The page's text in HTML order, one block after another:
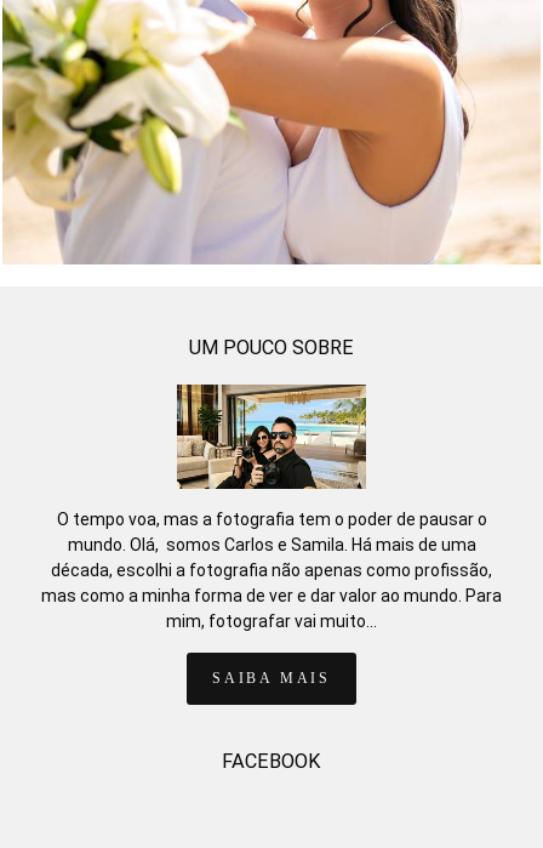
286 0
UM POUCO SOBRE
O tempo voa, mas a fotografia tem o poder de pausar o
mundo. Olá, somos Carlos e Samila. Há mais de uma
década, escolhi a fotografia não apenas como profissão,
mas como a minha forma de ver e dar valor ao mundo. Para
mim, fotografar vai muito...
SAIBA MAIS
FACEBOOK